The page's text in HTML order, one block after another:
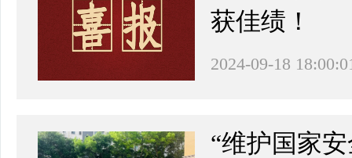
获佳绩！
2024-09-18
“维护国家